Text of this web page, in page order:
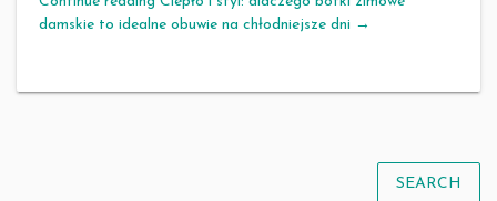
damskie to idealne obuwie na chłodniejsze dni →
SEARCH